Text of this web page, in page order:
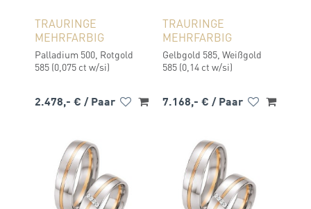
TRAURINGE
MEHRFARBIG
Palladium 500, Rotgold
585 (0,075 ct w/si)
2.478,- € / Paar
TRAURINGE
MEHRFARBIG
Gelbgold 585, Weißgold
585 (0,14 ct w/si)
7.168,- € / Paar